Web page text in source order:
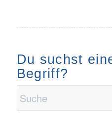
Du suchst
Begriff?